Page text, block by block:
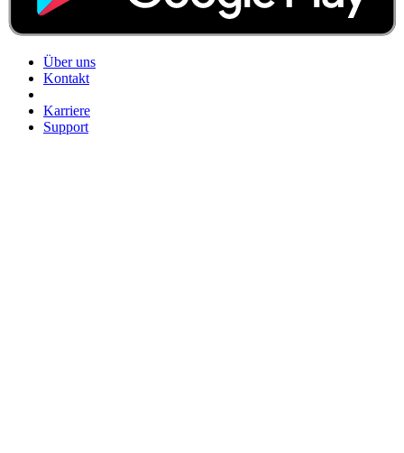
Über uns
Kontakt
Karriere
Support